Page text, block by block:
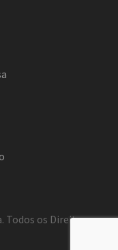
Todos os Direitos